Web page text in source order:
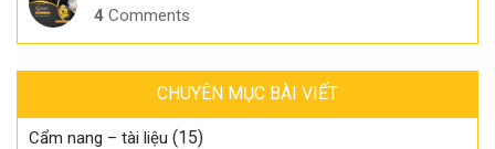
4 Comments
CHUYÊN MỤC BÀI VIẾT
Cẩm nang – tài liệu (15)